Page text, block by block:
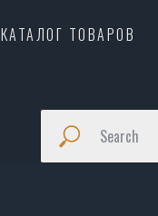
КАТАЛОГ ТОВАРОВ